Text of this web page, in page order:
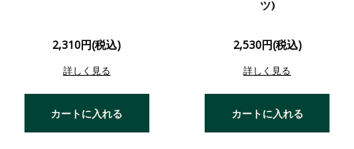
2,310円(税込)
詳しく見る
カートに入れる
ツ)
2,530円(税込)
詳しく見る
カートに入れる